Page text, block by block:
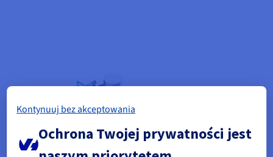
Kontynuuj bez akceptowania
Ochrona Twojej prywatności jest